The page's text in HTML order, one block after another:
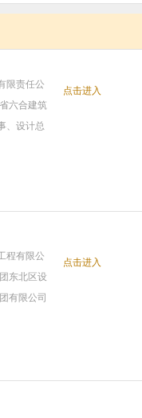
限责任公
六合建筑
、设计总
点击进入
程有限公
东北区设
有限公司
点击进入